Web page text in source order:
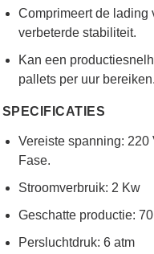
Comprimeert de lading
verbeterde stabiliteit.
Kan een
pallets per uur bereiken.
SPECIFICATIES
Vereiste spanning: 220
Fase.
Stroomverbruik: 2 Kw
Geschatte productie:
Persluchtdruk: 6 atm